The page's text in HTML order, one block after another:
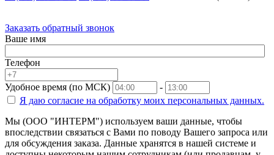
Заказать обратный звонок
Ваше имя
Телефон
Удобное время (по МСК)
-
Я даю согласие на обработку моих персональных данных.
Мы (ООО "ИНТЕРМ") используем ваши данные, чтобы
впоследствии связаться с Вами по поводу Вашего запроса или
для обсуждения заказа. Данные хранятся в нашей системе и